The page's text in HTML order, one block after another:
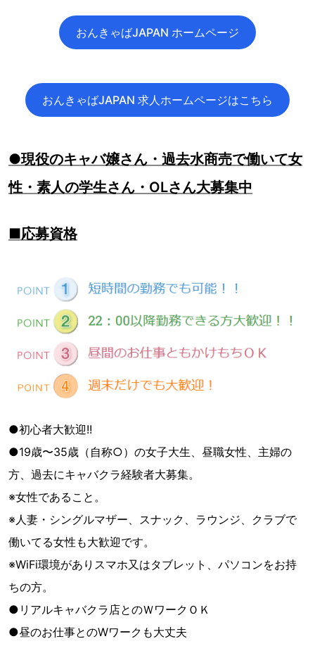
おんきゃばJAPAN ホームページ
おんきゃばJAPAN 求人ホームページはこちら
●現役のキャバ嬢さん・過去水商売で働いて女
性・素人の学生さん・OLさん大募集中
■応募資格
●初心者大歓迎!!
●19歳〜35歳（自称○）の女子大生、昼職女性、主婦の
方、過去にキャバクラ経験者大募集。
※女性であること。
※人妻・シングルマザー、スナック、ラウンジ、クラブで
働いてる女性も大歓迎です。
※WiFi環境がありスマホ又はタブレット、パソコンをお持
ちの方。
●リアルキャバクラ店とのＷワークＯＫ
●昼のお仕事とのWワークも大丈夫